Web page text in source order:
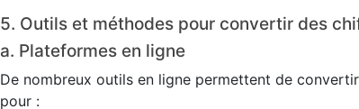
5. Outils et méthodes pour convertir des
a. Plateformes en ligne
De nombreux outils en ligne permettent de
pour :